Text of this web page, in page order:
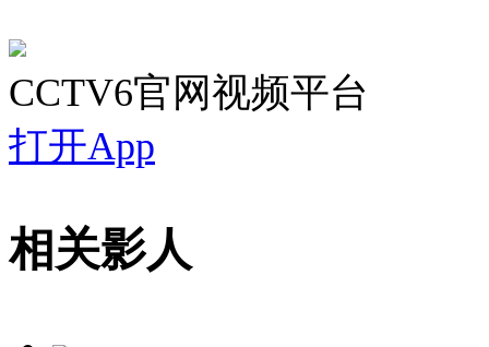
CCTV6官网视频平台
打开App
相关影人